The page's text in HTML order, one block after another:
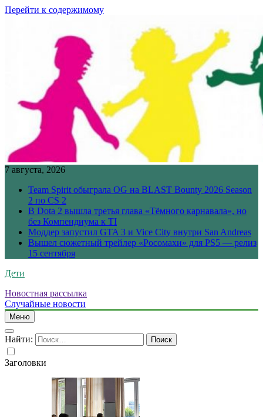
Перейти к содержимому
7 августа, 2026
Team Spirit обыграла OG на BLAST Bounty 2026 Season
2 по CS 2
В Dota 2 вышла третья глава «Тёмного карнавала», но
без Компендиума к TI
Моддер запустил GTA 3 и Vice City внутри San Andreas
Вышел сюжетный трейлер «Росомахи» для PS5 — релиз
15 сентября
Дети
Новостная рассылка
Случайные новости
Меню
Найти:
Заголовки